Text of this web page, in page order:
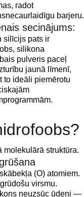
radot
barjeru.
secinājums:
silīcijs pats ir
silikona
pulveris paceļ
jaunā līmenī,
to ideāli piemērotu
molekulārā struktūra.
(O) atomiem.
virsmu.
neuzsūc ūdeni —